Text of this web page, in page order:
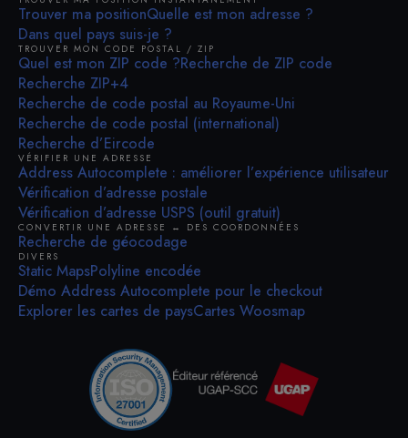
Trouver ma positionQuelle est mon adresse ?
Dans quel pays suis-je ?
TROUVER MON CODE POSTAL / ZIP
Quel est mon ZIP code ?Recherche de ZIP code
Recherche ZIP+4
Recherche de code postal au Royaume-Uni
Recherche de code postal (international)
Recherche d’Eircode
VÉRIFIER UNE ADRESSE
Address Autocomplete : améliorer l’expérience utilisateur
Vérification d’adresse postale
Vérification d’adresse USPS (outil gratuit)
CONVERTIR UNE ADRESSE ↔ DES COORDONNÉES
Recherche de géocodage
DIVERS
Static MapsPolyline encodée
Démo Address Autocomplete pour le checkout
Explorer les cartes de paysCartes Woosmap